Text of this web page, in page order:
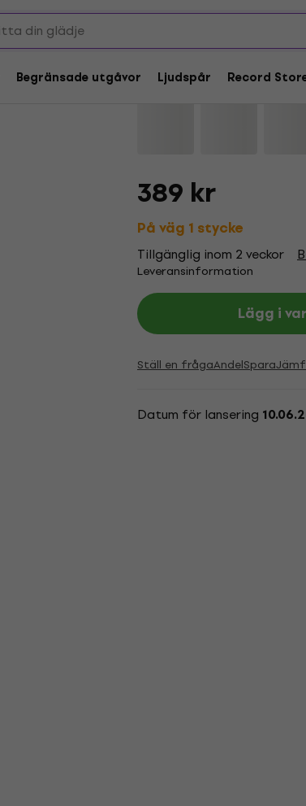
Begränsade utgåvor Ljudspår Record
Kardashev - Liminal
Varumärke:Kardashev
389 kr
På väg 1 stycke
Tillgänglig inom 2 veckor
Leveransinformation
Lägg i
Ställ en frågaAndelSpara
Datum för lansering